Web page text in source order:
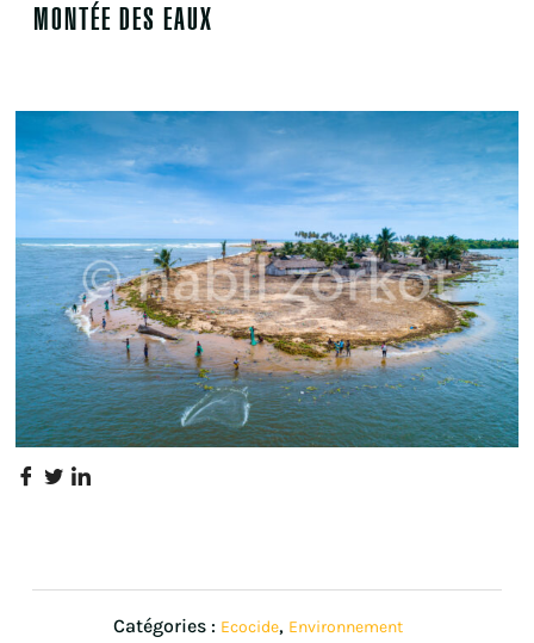
MONTÉE DES EAUX
Catégories : Ecocide, Environnement